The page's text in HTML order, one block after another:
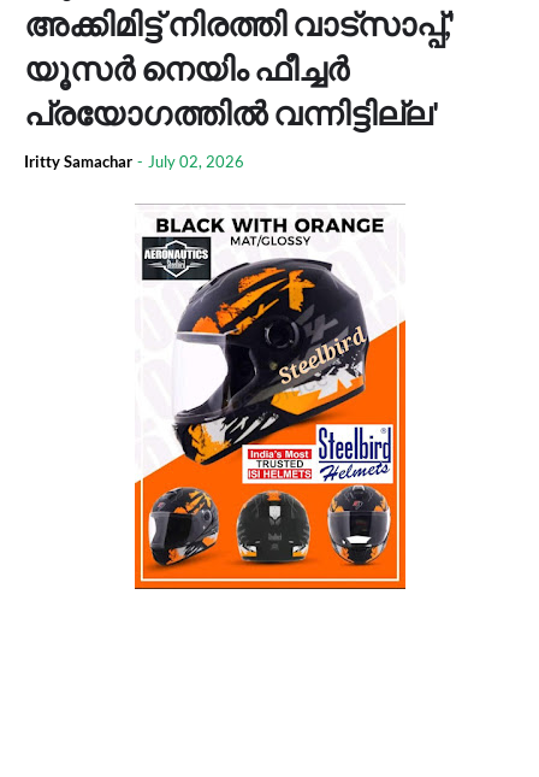
അക്കിമിട്ട് നിരത്തി വാട്സാപ്പ്,'
യൂസർ നെയിം ഫീച്ചർ
പ്രയോഗത്തിൽ വന്നിട്ടില്ല'
Iritty Samachar - July 02, 2026